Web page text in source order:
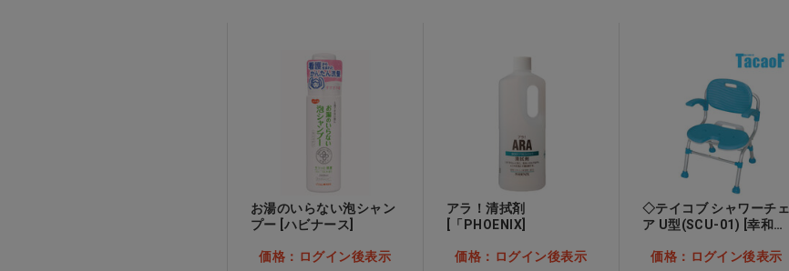
お湯のいらない泡シャン
プー [ハビナース]
価格：ログイン後表示
アラ！清拭剤
[「PHOENIX]
価格：ログイン後表示
◇テイコブ シャワーチェ
ア U型(SCU-01) [幸和製
価格：ログイン後表示